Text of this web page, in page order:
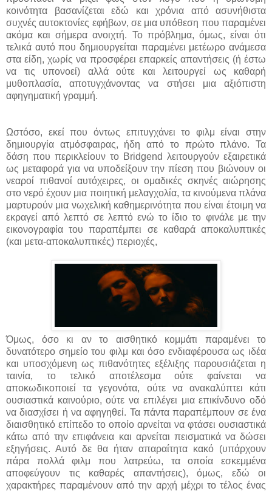
κοινότητα βασανίζεται εδώ και χρόνια από ασυνήθιστα
συχνές αυτοκτονίες εφήβων, σε μια υπόθεση που παραμένει
ακόμα και σήμερα ανοιχτή. Το πρόβλημα, όμως, είναι ότι
τελικά αυτό που δημιουργείται παραμένει μετέωρο ανάμεσα
στα είδη, χωρίς να προσφέρει επαρκείς απαντήσεις (ή έστω
να τις υπονοεί) αλλά ούτε και λειτουργεί ως καθαρή
μυθοπλασία, αποτυγχάνοντας να στήσει μια αξιόπιστη
αφηγηματική γραμμή.
Ωστόσο, εκεί που όντως επιτυγχάνει το φιλμ είναι στην
δημιουργία ατμόσφαιρας, ήδη από το πρώτο πλάνο. Τα
δάση που περικλείουν το Bridgend λειτουργούν εξαιρετικά
ως μεταφορά για να υποδείξουν την πίεση που βιώνουν οι
νεαροί πιθανοί αυτόχειρες, οι ομαδικές σκηνές αιώρησης
στο νερό έχουν μια ποιητική μελαγχολία, τα κινούμενα πλάνα
μαρτυρούν μια νωχελική καθημερινότητα που είναι έτοιμη να
εκραγεί από λεπτό σε λεπτό ενώ το ίδιο το φινάλε με την
εικονογραφία του παραπέμπει σε καθαρά αποκαλυπτικές
(και μετα-αποκαλυπτικές) περιοχές,
Όμως, όσο κι αν το αισθητικό κομμάτι παραμένει το
δυνατότερο σημείο του φιλμ και όσο ενδιαφέρουσα ως ιδέα
και υποσχόμενη ως πιθανότητες εξέλιξης παρουσιάζεται η
ταινία, το τελικό αποτέλεσμα ούτε φαίνεται να
αποκωδικοποιεί τα γεγονότα, ούτε να ανακαλύπτει κάτι
ουσιαστικά καινούριο, ούτε να επιλέγει μια επικίνδυνο οδό
να διασχίσει ή να αφηγηθεί. Τα πάντα παραπέμπουν σε ένα
διαισθητικό επίπεδο το οποίο αρνείται να φτάσει ουσιαστικά
κάτω από την επιφάνεια και αρνείται πεισματικά να δώσει
εξηγήσεις. Αυτό δε θα ήταν απαραίτητα κακό (υπάρχουν
πάρα πολλά φιλμ που λατρεύω, τα οποία εσκεμμένα
αποφεύγουν τις καθαρές απαντήσεις), όμως, εδώ οι
χαρακτήρες παραμένουν από την αρχή μέχρι το τέλος ένας